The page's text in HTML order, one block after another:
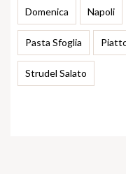
Domenica Napoli
Pasta Sfoglia
Strudel Salato